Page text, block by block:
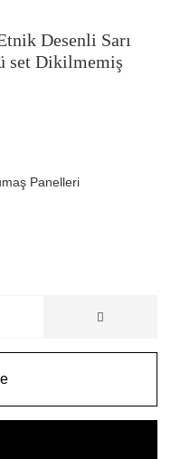
Desenli Sarı
set Dikilmemiş
Panelleri